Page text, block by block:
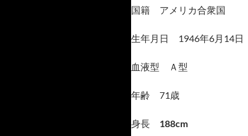
国籍 アメリカ合衆国
生年月日 1946年6月14日
血液型 Ａ型
年齢 71歳
身長 188cm